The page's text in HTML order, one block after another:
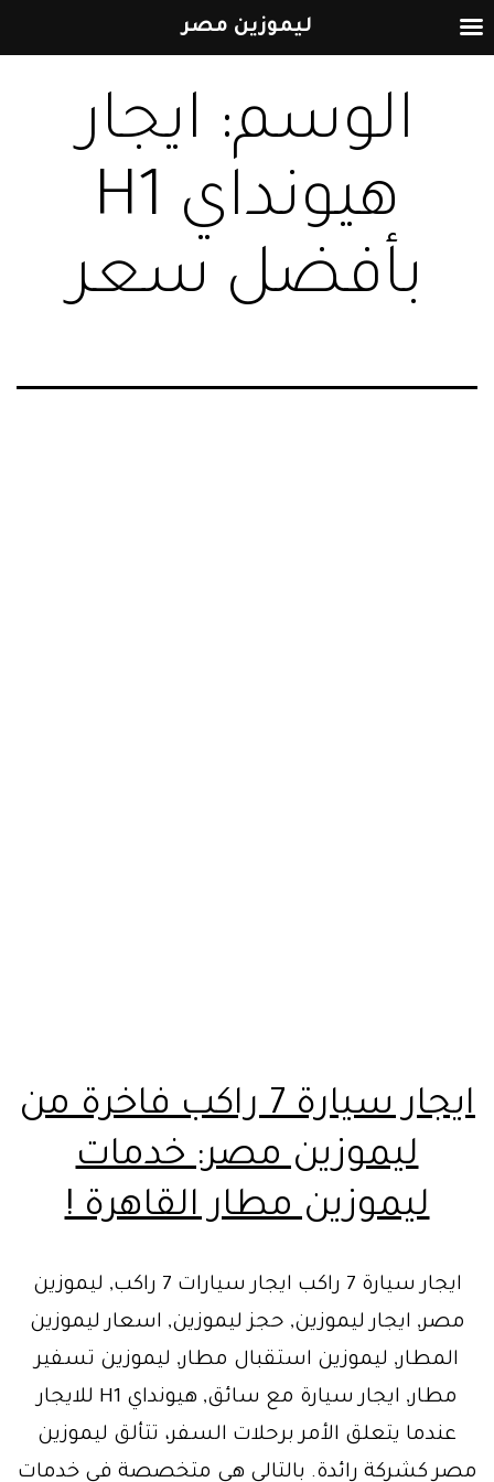
إلى
المحتوىالوسم: ايجار
هيونداي H1
بأفضل سعر
ايجار سيارة 7 راكب فاخرة من
ليموزين مصر: خدمات
ليموزين مطار القاهرة !
ايجار سيارة 7 راكب ايجار سيارات 7 راكب, ليموزين
مصر, ايجار ليموزين, حجز ليموزين, اسعار ليموزين
المطار, ليموزين استقبال مطار, ليموزين تسفير
مطار, ايجار سيارة مع سائق, هيونداي H1 للايجار
عندما يتعلق الأمر برحلات السفر، تتألق ليموزين
مصر كشركة رائدة. بالتالي هي متخصصة في خدمات
ليموزين مصر